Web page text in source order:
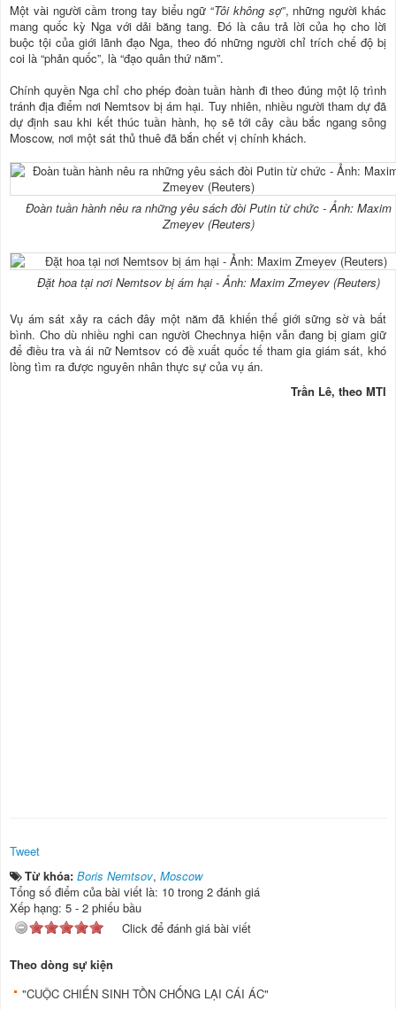
Một vài người cầm trong tay biểu ngữ “Tôi không sợ”, những người khác
mang quốc kỳ Nga với dải băng tang. Đó là câu trả lời của họ cho lời
buộc tội của giới lãnh đạo Nga, theo đó những người chỉ trích chế độ bị
coi là “phản quốc”, là “đạo quân thứ năm”.
Chính quyền Nga chỉ cho phép đoàn tuần hành đi theo đúng một lộ trình
tránh địa điểm nơi Nemtsov bị ám hại. Tuy nhiên, nhiều người tham dự đã
dự định sau khi kết thúc tuần hành, họ sẽ tới cây cầu bắc ngang sông
Moscow, nơi một sát thủ thuê đã bắn chết vị chính khách.
Đoàn tuần hành nêu ra những yêu sách đòi Putin từ chức - Ảnh: Maxim
Zmeyev (Reuters)
Đặt hoa tại nơi Nemtsov bị ám hại - Ảnh: Maxim Zmeyev (Reuters)
Vụ ám sát xảy ra cách đây một năm đã khiến thế giới sững sờ và bất
bình. Cho dù nhiều nghi can người Chechnya hiện vẫn đang bị giam giữ
để điều tra và ái nữ Nemtsov có đề xuất quốc tế tham gia giám sát, khó
lòng tìm ra được nguyên nhân thực sự của vụ án.
Trần Lê, theo MTI
Tweet
Từ khóa: Boris Nemtsov, Moscow
Tổng số điểm của bài viết là: 10 trong 2 đánh giá
Xếp hạng: 5 - 2 phiếu bầu
Click để đánh giá bài viết
Theo dòng sự kiện
"CUỘC CHIẾN SINH TỒN CHỐNG LẠI CÁI ÁC"